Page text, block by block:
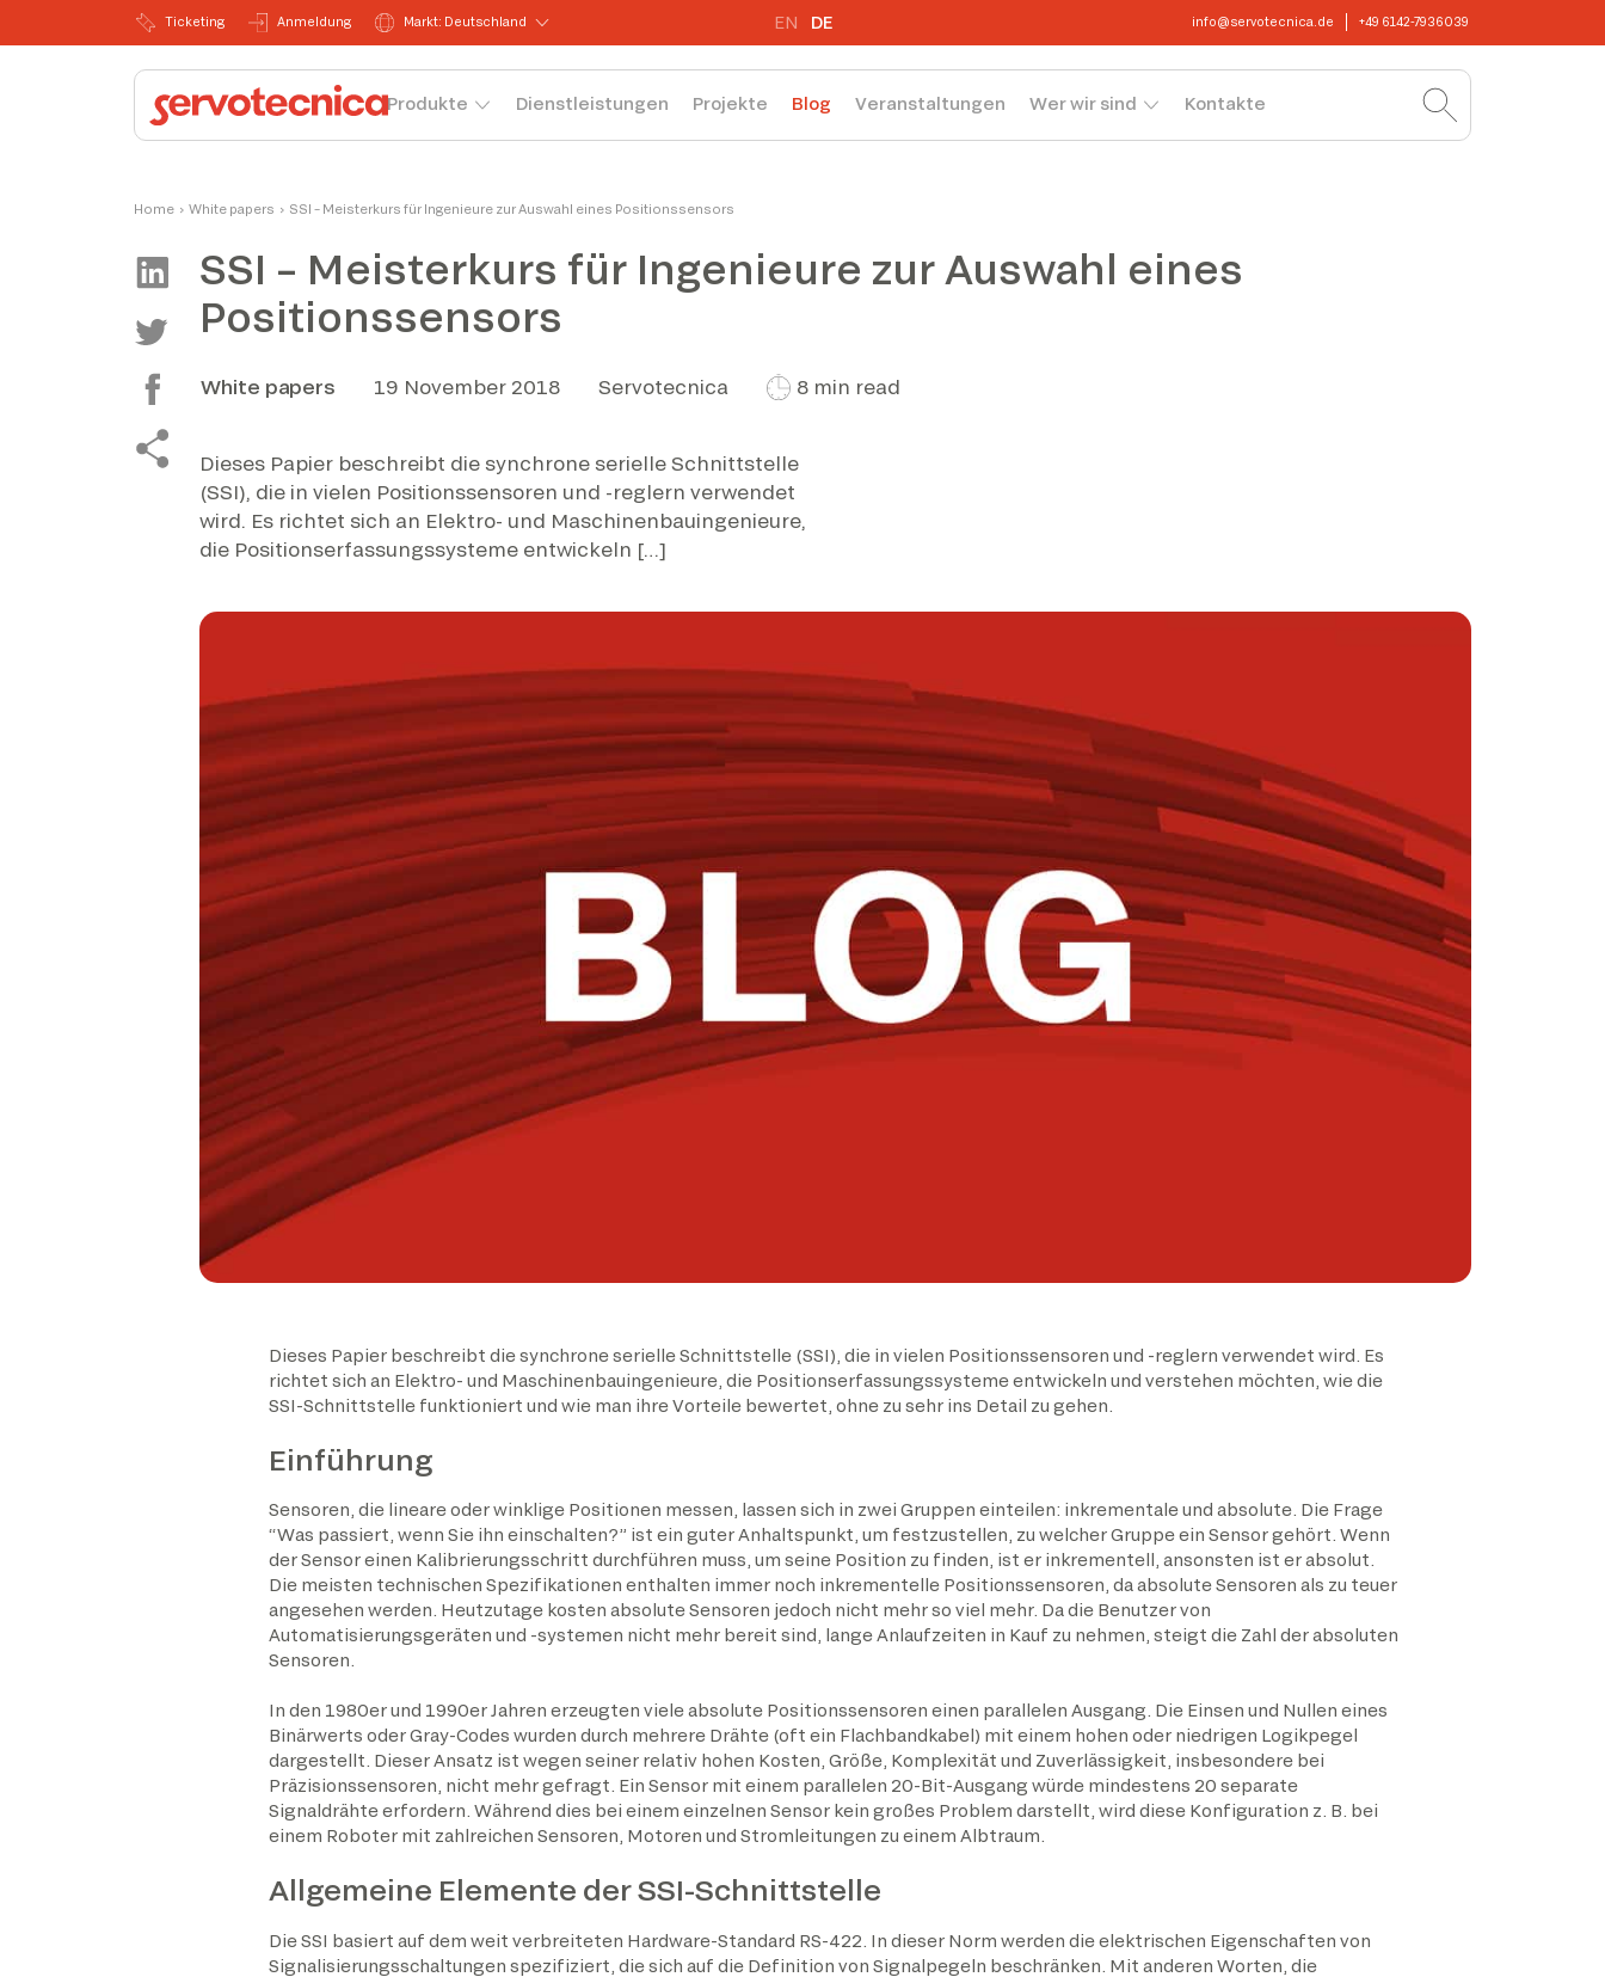
Ticketing Anmeldung Markt: Deutschland EN DE info@servotecnica.de +49 6142-7936039
Produkte Dienstleistungen Projekte Blog Veranstaltungen Wer wir sind Kontakte
Home › White papers › SSI – Meisterkurs für Ingenieure zur Auswahl eines Positionssensors
SSI – Meisterkurs für Ingenieure zur Auswahl eines
Positionssensors
White papers 19 November 2018 Servotecnica 8 min read
Dieses Papier beschreibt die synchrone serielle Schnittstelle
(SSI), die in vielen Positionssensoren und -reglern verwendet
wird. Es richtet sich an Elektro- und Maschinenbauingenieure,
die Positionserfassungssysteme entwickeln […]
Dieses Papier beschreibt die synchrone serielle Schnittstelle (SSI), die in vielen Positionssensoren und -reglern verwendet wird. Es
richtet sich an Elektro- und Maschinenbauingenieure, die Positionserfassungssysteme entwickeln und verstehen möchten, wie die
SSI-Schnittstelle funktioniert und wie man ihre Vorteile bewertet, ohne zu sehr ins Detail zu gehen.
Einführung
Sensoren, die lineare oder winklige Positionen messen, lassen sich in zwei Gruppen einteilen: inkrementale und absolute. Die Frage
“Was passiert, wenn Sie ihn einschalten?” ist ein guter Anhaltspunkt, um festzustellen, zu welcher Gruppe ein Sensor gehört. Wenn
der Sensor einen Kalibrierungsschritt durchführen muss, um seine Position zu finden, ist er inkrementell, ansonsten ist er absolut.
Die meisten technischen Spezifikationen enthalten immer noch inkrementelle Positionssensoren, da absolute Sensoren als zu teuer
angesehen werden. Heutzutage kosten absolute Sensoren jedoch nicht mehr so viel mehr. Da die Benutzer von
Automatisierungsgeräten und -systemen nicht mehr bereit sind, lange Anlaufzeiten in Kauf zu nehmen, steigt die Zahl der absoluten
Sensoren.
In den 1980er und 1990er Jahren erzeugten viele absolute Positionssensoren einen parallelen Ausgang. Die Einsen und Nullen eines
Binärwerts oder Gray-Codes wurden durch mehrere Drähte (oft ein Flachbandkabel) mit einem hohen oder niedrigen Logikpegel
dargestellt. Dieser Ansatz ist wegen seiner relativ hohen Kosten, Größe, Komplexität und Zuverlässigkeit, insbesondere bei
Präzisionssensoren, nicht mehr gefragt. Ein Sensor mit einem parallelen 20-Bit-Ausgang würde mindestens 20 separate
Signaldrähte erfordern. Während dies bei einem einzelnen Sensor kein großes Problem darstellt, wird diese Konfiguration z. B. bei
einem Roboter mit zahlreichen Sensoren, Motoren und Stromleitungen zu einem Albtraum.
Allgemeine Elemente der SSI-Schnittstelle
Die SSI basiert auf dem weit verbreiteten Hardware-Standard RS-422. In dieser Norm werden die elektrischen Eigenschaften von
Signalisierungsschaltungen spezifiziert, die sich auf die Definition von Signalpegeln beschränken. Mit anderen Worten, die